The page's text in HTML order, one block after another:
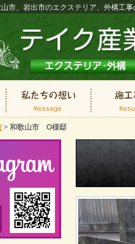
市、岩出市のエクステリア、外構工
> 和歌山市 O様邸